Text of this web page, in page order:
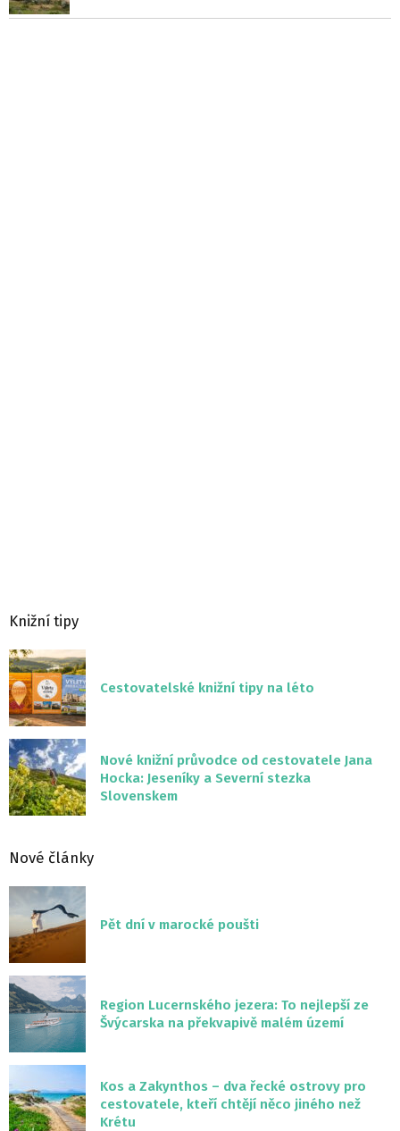
Knižní tipy
Cestovatelské knižní tipy na léto
Nové knižní průvodce od cestovatele Jana
Hocka: Jeseníky a Severní stezka
Slovenskem
Nové články
Pět dní v marocké poušti
Region Lucernského jezera: To nejlepší ze
Švýcarska na překvapivě malém území
Kos a Zakynthos – dva řecké ostrovy pro
cestovatele, kteří chtějí něco jiného než
Krétu